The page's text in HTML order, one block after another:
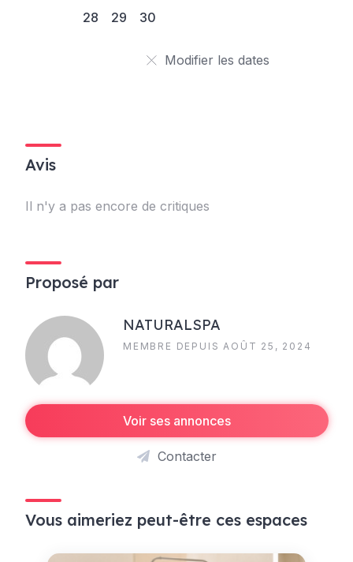
28 29 30
Modifier les dates
Avis
Il n'y a pas encore de critiques
Proposé par
NATURALSPA
MEMBRE DEPUIS AOÛT 25, 2024
Voir ses annonces
Contacter
Vous aimeriez peut-être ces espaces